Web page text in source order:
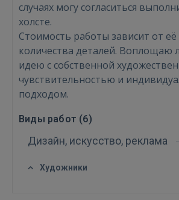
ВОЙТИ
Забыли пароль?
FACEBOOK
случаях могу согласиться
холсте.
Стоимость работы зависит от
количества деталей.
идею с собственной
чувствительностью и
подходом.
Виды работ (6)
Дизайн, искусство, реклама
Художники